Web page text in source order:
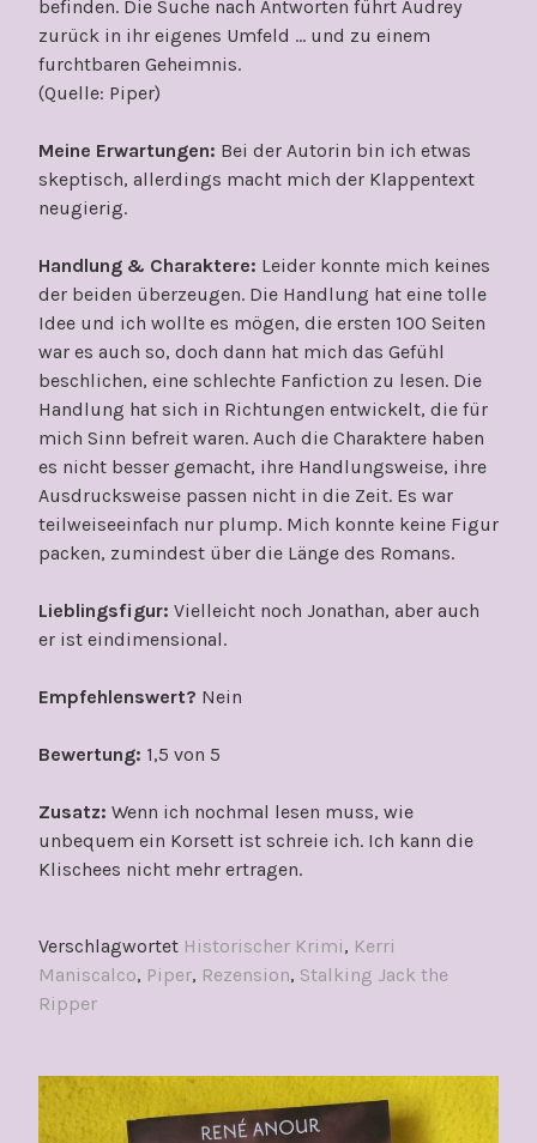
befinden. Die Suche nach Antworten führt Audrey
zurück in ihr eigenes Umfeld … und zu einem
furchtbaren Geheimnis.
(Quelle: Piper)
Meine Erwartungen: Bei der Autorin bin ich etwas
skeptisch, allerdings macht mich der Klappentext
neugierig.
Handlung & Charaktere: Leider konnte mich keines
der beiden überzeugen. Die Handlung hat eine tolle
Idee und ich wollte es mögen, die ersten 100 Seiten
war es auch so, doch dann hat mich das Gefühl
beschlichen, eine schlechte Fanfiction zu lesen. Die
Handlung hat sich in Richtungen entwickelt, die für
mich Sinn befreit waren. Auch die Charaktere haben
es nicht besser gemacht, ihre Handlungsweise, ihre
Ausdrucksweise passen nicht in die Zeit. Es war
teilweiseeinfach nur plump. Mich konnte keine Figur
packen, zumindest über die Länge des Romans.
Lieblingsfigur: Vielleicht noch Jonathan, aber auch
er ist eindimensional.
Empfehlenswert? Nein
Bewertung: 1,5 von 5
Zusatz: Wenn ich nochmal lesen muss, wie
unbequem ein Korsett ist schreie ich. Ich kann die
Klischees nicht mehr ertragen.
Verschlagwortet Historischer Krimi, Kerri
Maniscalco, Piper, Rezension, Stalking Jack the
Ripper